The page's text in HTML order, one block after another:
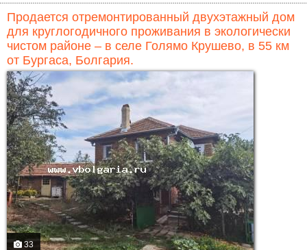
Продается отремонтированный двухэтажный дом
для круглогодичного проживания в экологически
чистом районе – в селе Голямо Крушево, в 55 км
от Бургаса, Болгария.
33